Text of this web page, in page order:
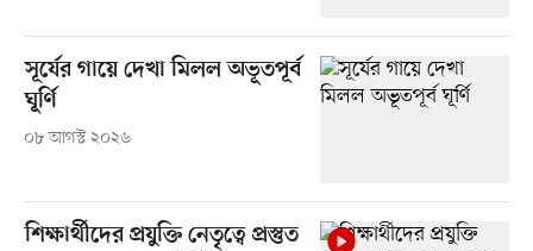
সূর্যের গায়ে দেখা মিলল অভূতপূর্ব
ঘূর্ণি
০৮ আগস্ট ২০২৬
শিক্ষার্থীদের প্রযুক্তি নেতৃত্বে প্রস্তুত